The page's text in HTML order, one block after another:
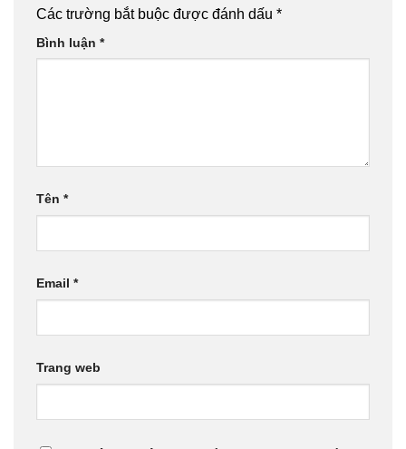
Các trường bắt buộc được đánh dấu *
Bình luận *
Tên *
Email *
Trang web